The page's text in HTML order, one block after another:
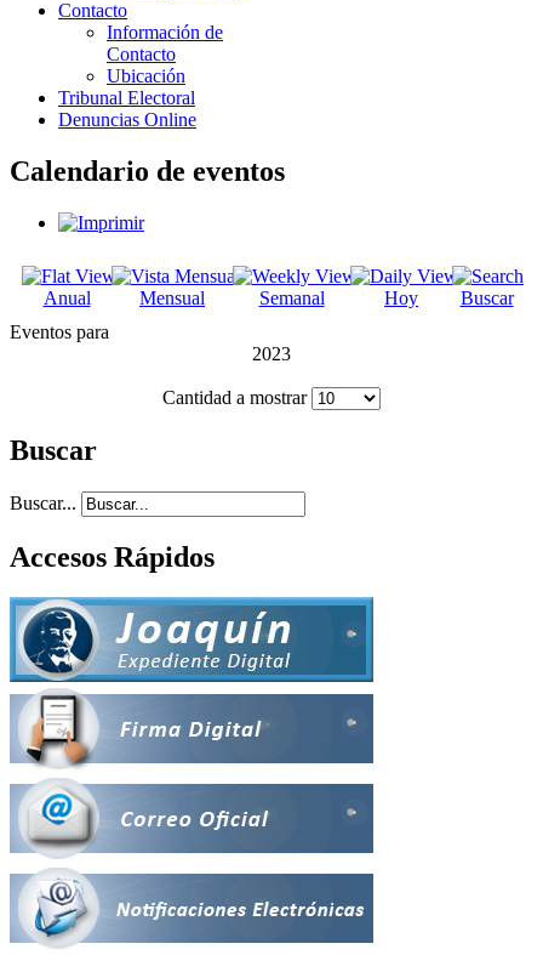
Contacto
Información de
Contacto
Ubicación
Tribunal Electoral
Denuncias Online
Calendario de eventos
Anual Mensual Semanal Hoy
Buscar
Eventos para
2023
Cantidad a mostrar
Buscar
Buscar...
Accesos Rápidos